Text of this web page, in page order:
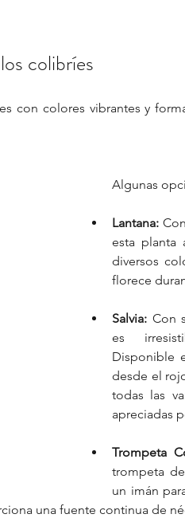
colibríes
con colores vibrantes y
Algunas
Lantana:
esta planta
diversos
florece
Salvia: Con
es
Disponible
desde el
todas las
apreciadas
Trompeta
trompeta
un imán
una fuente continua de